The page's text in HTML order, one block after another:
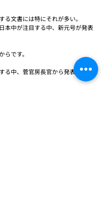
る文書には特にそれが多い。
本中が注目する中、新元号が発表
らです。
る中、菅官房長官から発表されま